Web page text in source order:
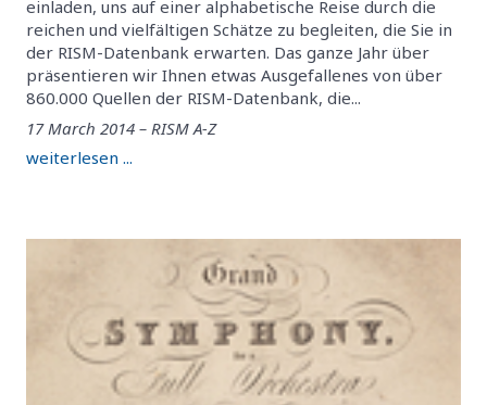
einladen, uns auf einer alphabetische Reise durch die
reichen und vielfältigen Schätze zu begleiten, die Sie in
der RISM-Datenbank erwarten. Das ganze Jahr über
präsentieren wir Ihnen etwas Ausgefallenes von über
860.000 Quellen der RISM-Datenbank, die...
17 March 2014 – RISM A-Z
weiterlesen ...